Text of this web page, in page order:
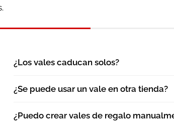
¿Los vales caducan solos?
¿Se puede usar un vale en otra tienda?
¿Puedo crear vales de regalo